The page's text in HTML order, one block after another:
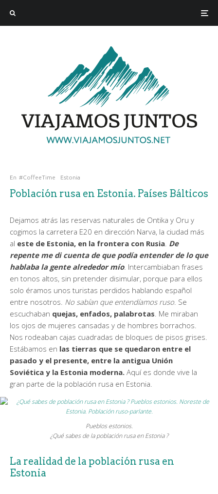
En #CoffeeTime Estonia
Población rusa en Estonia. Países Bálticos
Dejamos atrás las reservas naturales de Ontika y Oru y
cogimos la carretera E20 en dirección Narva, la ciudad más
al este de Estonia, en la frontera con Rusia. De
repente me di cuenta de que podía entender de lo que
hablaba la gente alrededor mío. Intercambiaban frases
en tonos altos, sin pretender disimular, porque para ellos
solo éramos unos turistas perdidos hablando español
entre nosotros. No sabían que entendíamos ruso. Se
escuchaban quejas, enfados, palabrotas. Me miraban
los ojos de mujeres cansadas y de hombres borrachos.
Nos rodeaban cajas cuadradas de bloques de pisos grises.
Estábamos en las tierras que se quedaron entre el
pasado y el presente, entre la antigua Unión
Soviética y la Estonia moderna. Aquí es donde vive la
gran parte de la población rusa en Estonia.
Pueblos estonios.
¿Qué sabes de la población rusa en Estonia ?
La realidad de la población rusa en
Estonia